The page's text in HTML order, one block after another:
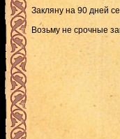
Закляну на 90 дней
Возьму не срочные